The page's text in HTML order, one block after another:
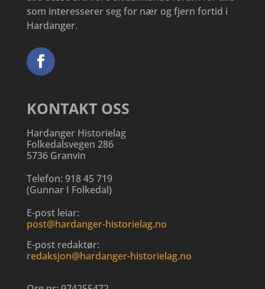
som interesserer seg for nær og fjern fortid i
Hardanger.
KONTAKT OSS
Hardanger Historielag
Folkedalsvegen 286
5736 Granvin
Telefon: 918 45 719
(Gunnar I Folkedal)
E-post leiar:
post@hardanger-historielag.no
E-post redaktør:
redaksjon@hardanger-historielag.no